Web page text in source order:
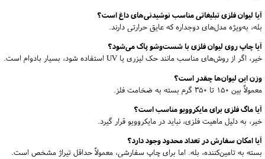
آیا لیوان فلزی تبلیغاتی مناسب نوشیدنی‌های داغ است؟
بله، به‌ویژه مدل‌های دوجداره که عایق حرارتی دارند.
آیا چاپ روی لیوان فلزی با شست‌وشو پاک می‌شود؟
خیر، اگر از روش‌های مناسب مانند حک لیزری یا UV استفاده شود، بسیار بادوام است.
وزن این لیوان‌ها چقدر است؟
معمولاً بین ۱۵۰ تا ۳۵۰ گرم بسته به ضخامت فلز.
آیا ماگ فلزی برای مایکروویو مناسب است؟
خیر، به دلیل ماهیت فلزی، نباید در مایکروویو قرار گیرد.
آیا امکان سفارش در تعداد محدود وجود دارد؟
بسته به تامین‌کننده، بله. اما برای چاپ سفارشی، معمولاً حداقل تیراژ مشخص است.